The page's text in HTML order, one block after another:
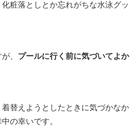
粧落としとか忘れがちな水泳グッ
、 プールに行く前に気づいてよか
替えようとしたときに気づかなか
の幸いです。